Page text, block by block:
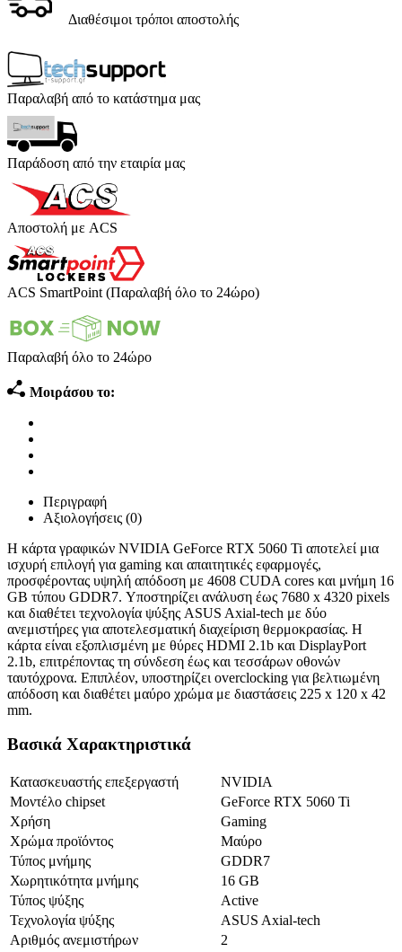
Διαθέσιμοι τρόποι αποστολής
Παραλαβή από το κατάστημα μας
Παράδοση από την εταιρία μας
Αποστολή με ACS
ACS SmartPoint (Παραλαβή όλο το 24ώρο)
Παραλαβή όλο το 24ώρο
Μοιράσου το:
Περιγραφή
Αξιολογήσεις (0)
Η κάρτα γραφικών NVIDIA GeForce RTX 5060 Ti αποτελεί μια
ισχυρή επιλογή για gaming και απαιτητικές εφαρμογές,
προσφέροντας υψηλή απόδοση με 4608 CUDA cores και μνήμη 16
GB τύπου GDDR7. Υποστηρίζει ανάλυση έως 7680 x 4320 pixels
και διαθέτει τεχνολογία ψύξης ASUS Axial-tech με δύο
ανεμιστήρες για αποτελεσματική διαχείριση θερμοκρασίας. Η
κάρτα είναι εξοπλισμένη με θύρες HDMI 2.1b και DisplayPort
2.1b, επιτρέποντας τη σύνδεση έως και τεσσάρων οθονών
ταυτόχρονα. Επιπλέον, υποστηρίζει overclocking για βελτιωμένη
απόδοση και διαθέτει μαύρο χρώμα με διαστάσεις 225 x 120 x 42
mm.
Βασικά Χαρακτηριστικά
Κατασκευαστής επεξεργαστή
NVIDIA
Μοντέλο chipset
GeForce RTX 5060 Ti
Χρήση
Gaming
Χρώμα προϊόντος
Μαύρο
Τύπος μνήμης
GDDR7
Χωρητικότητα μνήμης
16 GB
Τύπος ψύξης
Active
Τεχνολογία ψύξης
ASUS Axial-tech
Αριθμός ανεμιστήρων
2